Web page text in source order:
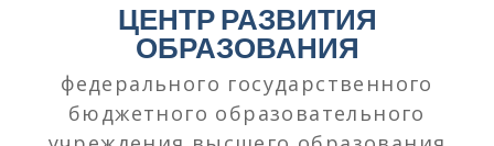
ЦЕНТР РАЗВИТИЯ
ОБРАЗОВАНИЯ
федерального государственного
бюджетного образовательного